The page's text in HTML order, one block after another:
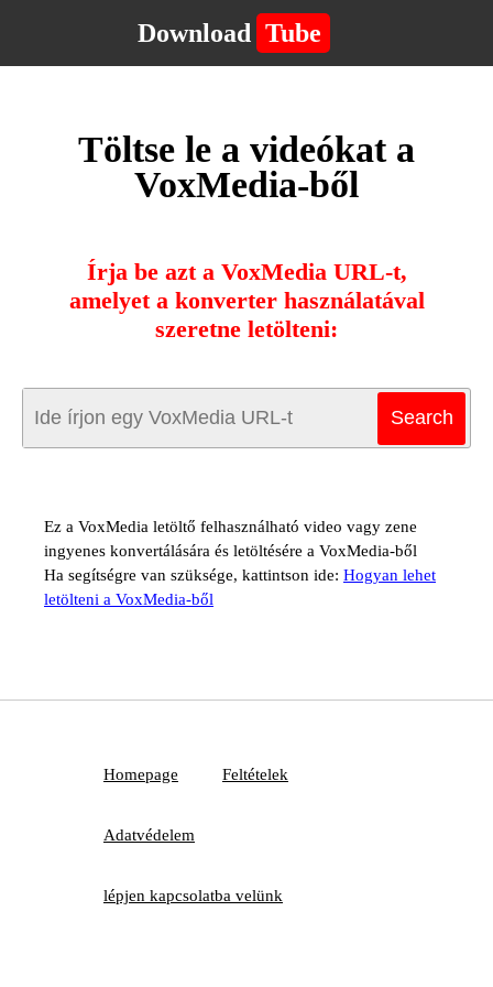
Download Tube
Töltse le a videókat a
VoxMedia-ből
Írja be azt a VoxMedia URL-t,
amelyet a konverter használatával
szeretne letölteni:
Ez a VoxMedia letöltő felhasználható video vagy zene
ingyenes konvertálására és letöltésére a VoxMedia-ből
Ha segítségre van szüksége, kattintson ide: Hogyan lehet
letölteni a VoxMedia-ből
Homepage Feltételek
Adatvédelem
lépjen kapcsolatba velünk